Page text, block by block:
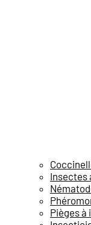
Insectes
Pièges à